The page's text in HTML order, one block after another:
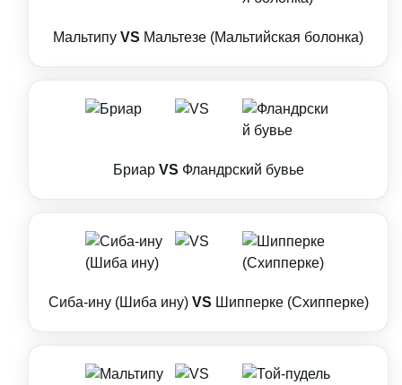
Мальтипу VS Мальтезе (Мальтийская болонка)
Бриар VS Фландрский бувье
Сиба-ину (Шиба ину) VS Шипперке (Схипперке)